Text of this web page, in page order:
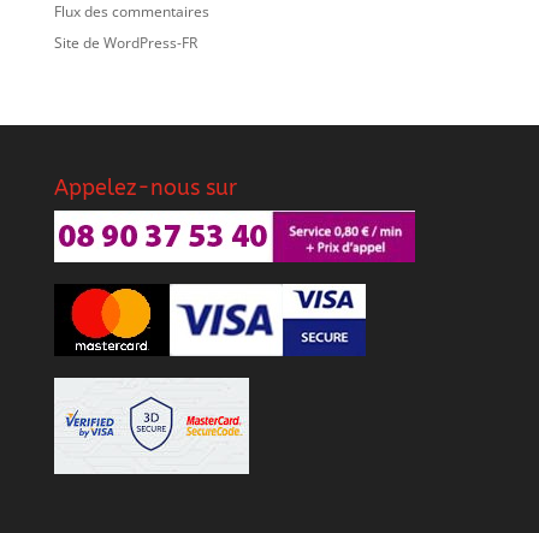
Flux des commentaires
Site de WordPress-FR
Appelez-nous sur